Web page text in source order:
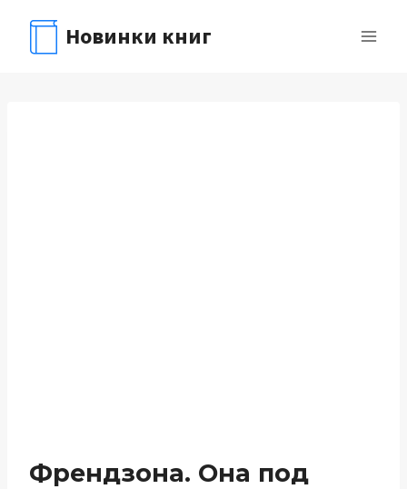
содержимому
Новинки книг
Френдзона. Она под